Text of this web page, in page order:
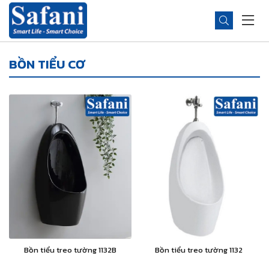
BỒN TIỂU CƠ
Bồn tiểu treo tường 1132B Bồn tiểu treo tường 1132